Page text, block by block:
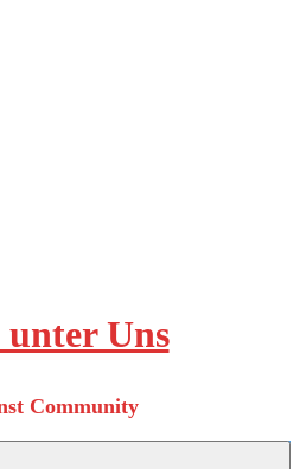
Uns
Community